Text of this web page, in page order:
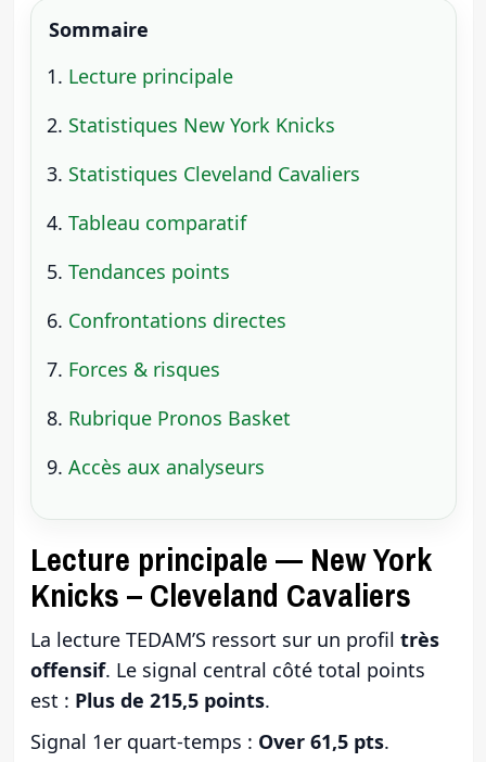
Sommaire
Lecture principale
Statistiques New York Knicks
Statistiques Cleveland Cavaliers
Tableau comparatif
Tendances points
Confrontations directes
Forces & risques
Rubrique Pronos Basket
Accès aux analyseurs
Lecture principale — New York
Knicks – Cleveland Cavaliers
La lecture TEDAM’S ressort sur un profil très
offensif. Le signal central côté total points
est : Plus de 215,5 points.
Signal 1er quart-temps : Over 61,5 pts.